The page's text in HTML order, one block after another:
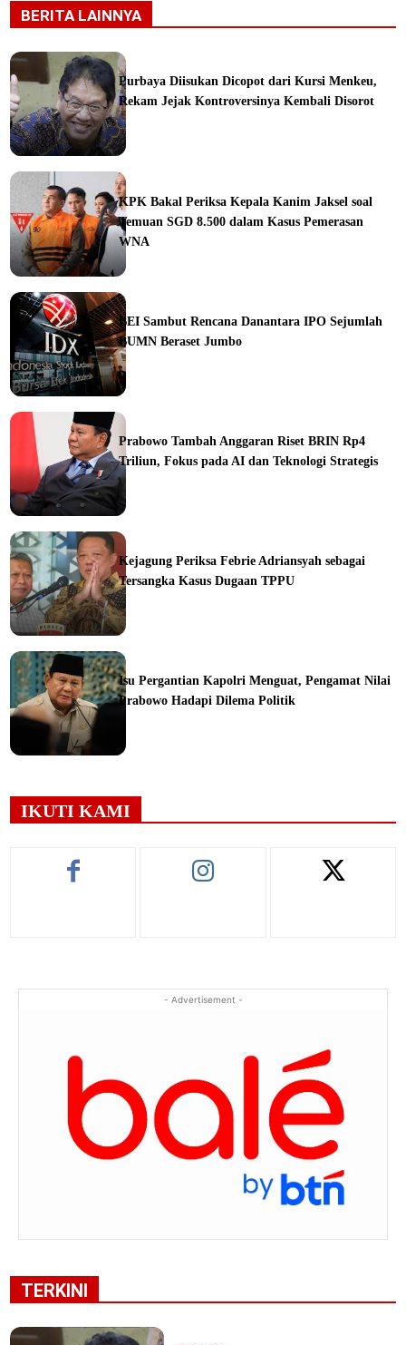
BERITA LAINNYA
Purbaya Diisukan Dicopot dari Kursi Menkeu,
Rekam Jejak Kontroversinya Kembali Disorot
KPK Bakal Periksa Kepala Kanim Jaksel soal
Temuan SGD 8.500 dalam Kasus Pemerasan
WNA
BEI Sambut Rencana Danantara IPO Sejumlah
BUMN Beraset Jumbo
Prabowo Tambah Anggaran Riset BRIN Rp4
Triliun, Fokus pada AI dan Teknologi Strategis
Kejagung Periksa Febrie Adriansyah sebagai
Tersangka Kasus Dugaan TPPU
Isu Pergantian Kapolri Menguat, Pengamat Nilai
Prabowo Hadapi Dilema Politik
IKUTI KAMI
- Advertisement -
TERKINI